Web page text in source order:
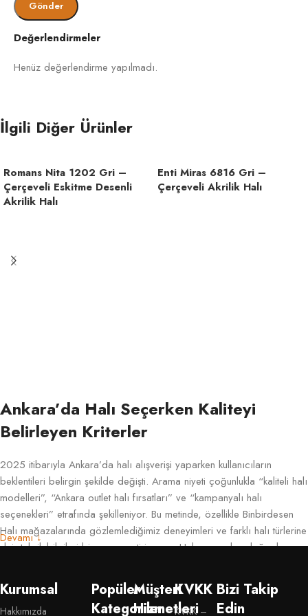
bezle hafif silme yapılır. Hav yönünde çalışmak
halıyı korur.
Lekeler tazeyken temizlenmelidir. İz tekrarlarsa
Bölge hafifçe taranarak eski formuna getirilir.
Değerlendirmeler
Henüz değerlendirme yapılmadı.
İlgili Diğer Ürünler
Romans Nita 1202 Gri –
Çerçeveli Eskitme Desenli
Akrilik Halı
Enti Miras 6816 Gri –
Çerçeveli Akrilik Halı
Ankara’da Halı Seçerken Kaliteyi
Belirleyen Kriterler
2025 itibarıyla Ankara’da halı alışverişi yaparken kullanıcıların
beklentileri belirgin şekilde değişti. Arama niyeti çoğunlukla “kaliteli halı
modelleri”, “Ankara outlet halı fırsatları” ve “kampanyalı halı
seçenekleri” etrafında şekilleniyor. Bu metinde, özellikle Binbirdesen
Halı mağazalarında gözlemlediğimiz deneyimleri ve farklı halı türlerine
dair teknik bilgileri bir araya getiriyorum. Halı açısından doğru kararı
önemli olduğunu pratik örneklerle aktarmak istiyorum.
İncelediğimizde gördük ki, kullanıcıların büyük bölümü ürünün
Devamı ↓
Kurumsal
Hakkımızda
Popüler
Kategoriler
Müşteri
Hizmetleri
KVKK
KVKK –
Bizi Takip
Edin